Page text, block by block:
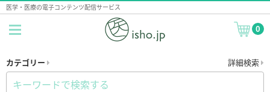
医学・医療の電子コンテンツ配信サービス
0
カテゴリー 詳細検索